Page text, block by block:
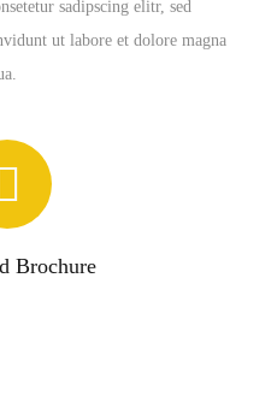
sadipscing elitr, sed
ut labore et dolore magna
Brochure